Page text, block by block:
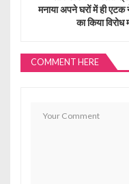
मनाया अपने घरों में ही
का किया
COMMENT HERE